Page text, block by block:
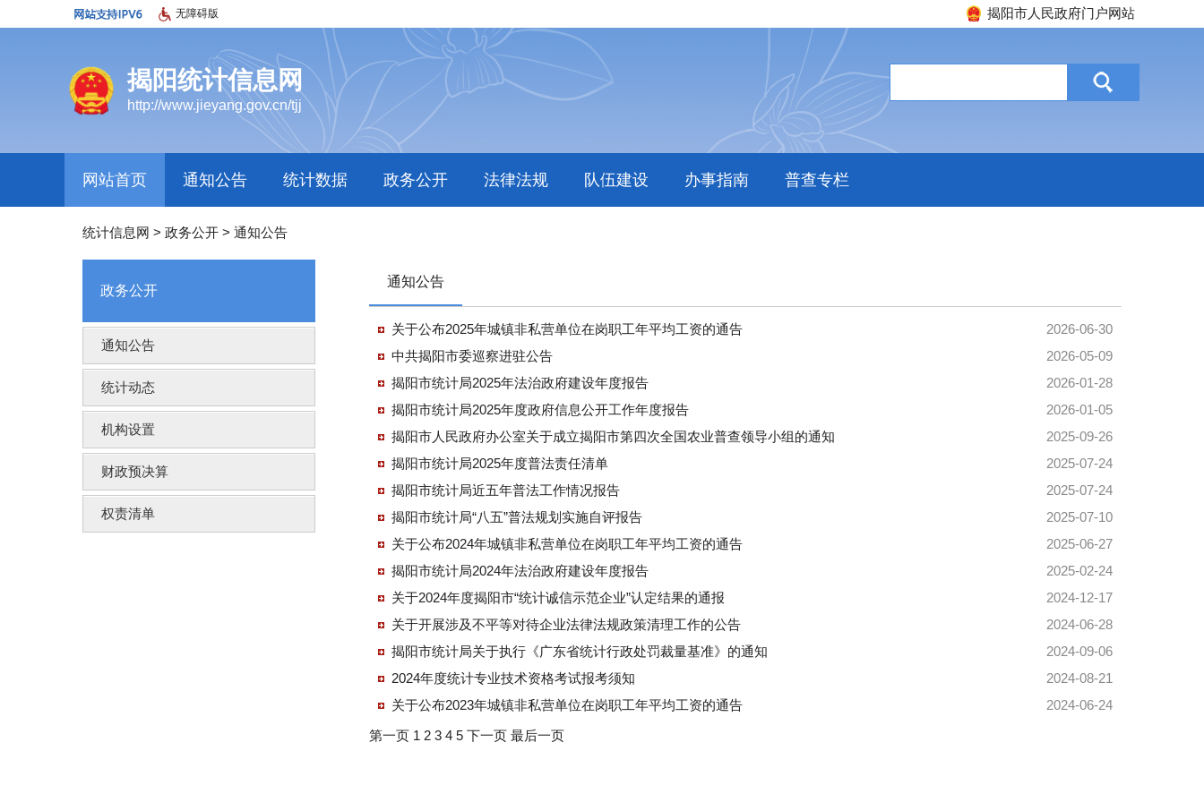
无障碍版 揭阳市人民政府门户网站
揭阳统计信息网
http://www.jieyang.gov.cn/tjj
网站首页 通知公告 统计数据 政务公开 法律法规 队伍建设 办事指南 普查专栏
统计信息网 > 政务公开 > 通知公告
政务公开
通知公告
统计动态
机构设置
财政预决算
权责清单
通知公告
2026-06-30
关于公布2025年城镇非私营单位在岗职工年平均工资的通告
2026-05-09
中共揭阳市委巡察进驻公告
2026-01-28
揭阳市统计局2025年法治政府建设年度报告
2026-01-05
揭阳市统计局2025年度政府信息公开工作年度报告
2025-09-26
揭阳市人民政府办公室关于成立揭阳市第四次全国农业普查领导小组的通知
2025-07-24
揭阳市统计局2025年度普法责任清单
2025-07-24
揭阳市统计局近五年普法工作情况报告
2025-07-10
揭阳市统计局“八五”普法规划实施自评报告
2025-06-27
关于公布2024年城镇非私营单位在岗职工年平均工资的通告
2025-02-24
揭阳市统计局2024年法治政府建设年度报告
2024-12-17
关于2024年度揭阳市“统计诚信示范企业”认定结果的通报
2024-06-28
关于开展涉及不平等对待企业法律法规政策清理工作的公告
2024-09-06
揭阳市统计局关于执行《广东省统计行政处罚裁量基准》的通知
2024-08-21
2024年度统计专业技术资格考试报考须知
2024-06-24
关于公布2023年城镇非私营单位在岗职工年平均工资的通告
第一页 1 2 3 4 5 下一页 最后一页